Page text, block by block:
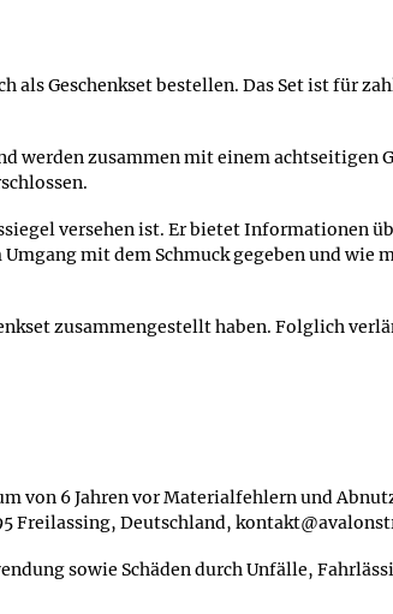
als Geschenkset bestellen. Das Set ist für
werden zusammen mit einem achtseitigen
versehen ist. Er bietet Informationen
mit dem Schmuck gegeben und wie
zusammengestellt haben. Folglich
von 6 Jahren vor Materialfehlern und
Freilassing, Deutschland,
sowie Schäden durch Unfälle,